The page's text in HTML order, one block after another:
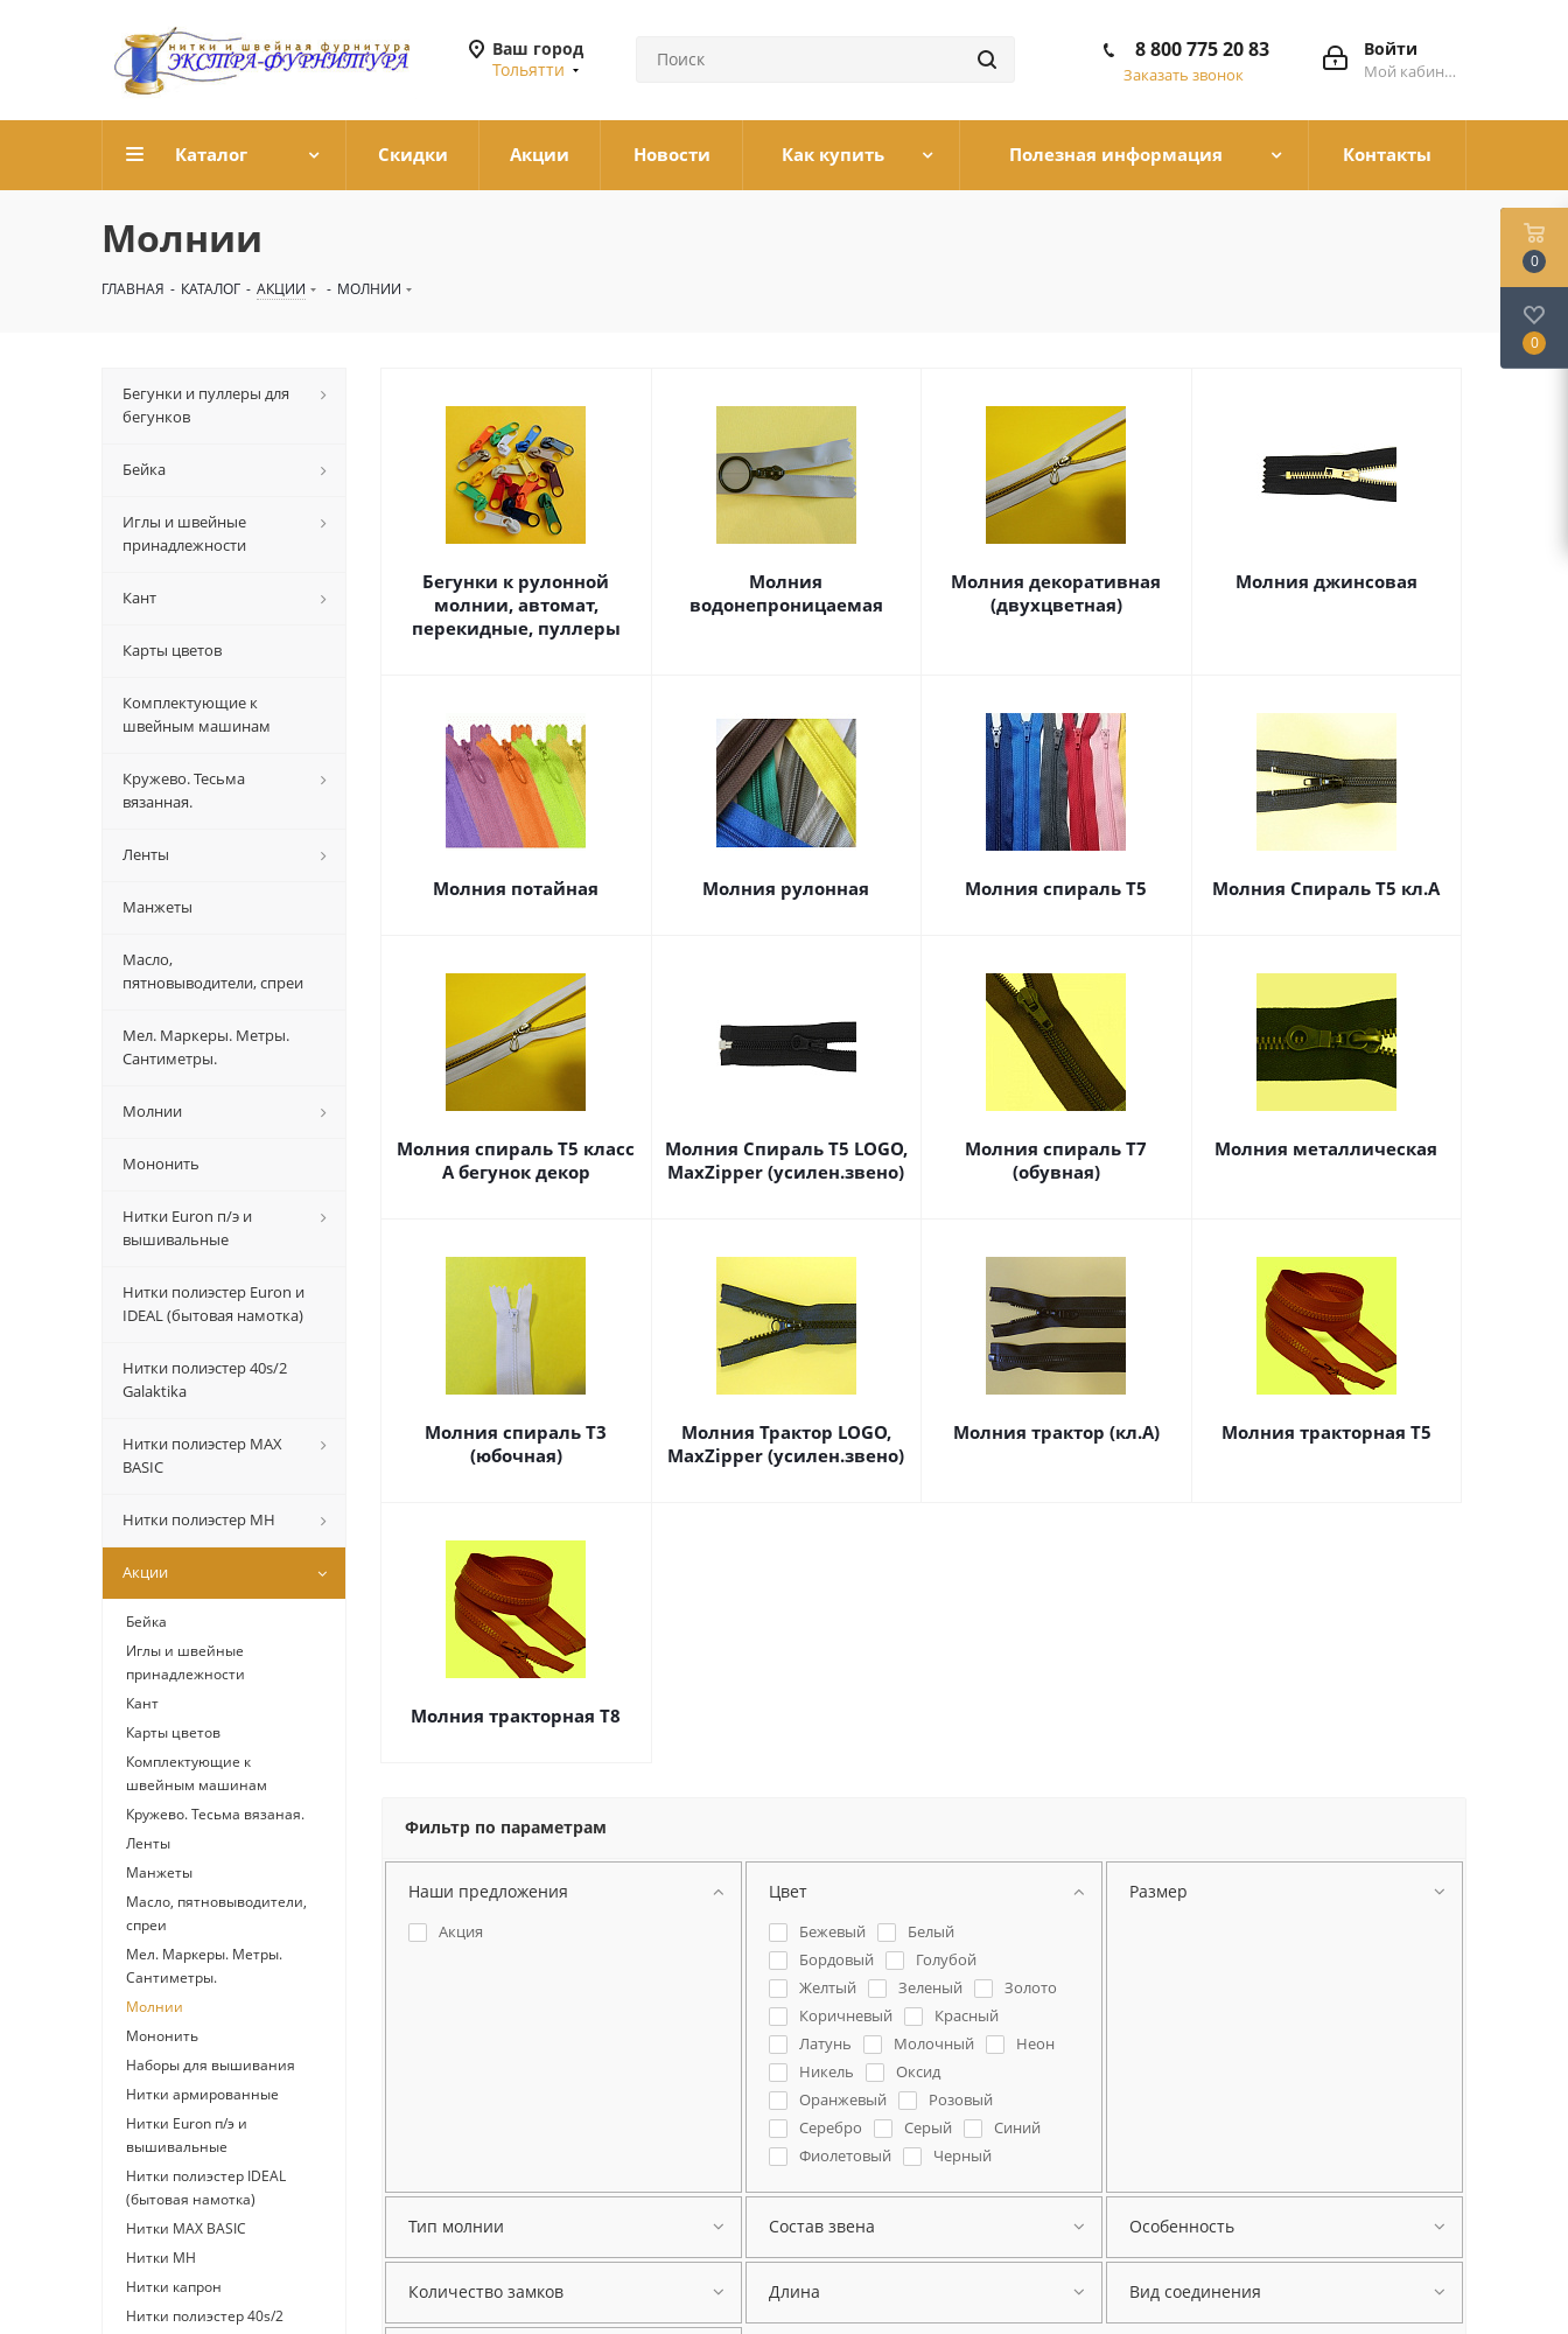
Ваш город
Тольятти
Войти
Мой кабинет
8 800 775 20 83
Заказать звонок
Каталог Скидки Акции Новости Как купить Полезная информация Контакты
Молнии
ГЛАВНАЯ - КАТАЛОГ - АКЦИИ - МОЛНИИ
Бегунки к рулонной
молнии, автомат,
перекидные, пуллеры
Молния
водонепроницаемая
Молния декоративная
(двухцветная)
Молния джинсовая
Молния потайная Молния рулонная Молния спираль Т5 Молния Спираль Т5 кл.А
Молния спираль Т5 класс
А бегунок декор
Молния Спираль Т5 LOGO,
MaxZipper (усилен.звено)
Молния спираль Т7
(обувная)
Молния металлическая
Молния спираль Т3
(юбочная)
Молния Трактор LOGO,
MaxZipper (усилен.звено)
Молния трактор (кл.А) Молния тракторная Т5
Молния тракторная Т8
Фильтр по параметрам
Наши предложения
Акция
Цвет
Бежевый
Белый
Бордовый
Голубой
Желтый
Зеленый
Золото
Коричневый
Красный
Латунь
Молочный
Неон
Никель
Оксид
Оранжевый
Розовый
Серебро
Серый
Синий
Фиолетовый
Черный
Размер
Тип молнии Состав звена Особенность
Количество замков Длина Вид соединения
Бегунки и пуллеры для
бегунков
Бейка
Иглы и швейные
принадлежности
Кант
Карты цветов
Комплектующие к
швейным машинам
Кружево. Тесьма
вязанная.
Ленты
Манжеты
Масло,
пятновыводители, спреи
Мел. Маркеры. Метры.
Сантиметры.
Молнии
Мононить
Нитки Euron п/э и
вышивальные
Нитки полиэстер Euron и
IDEAL (бытовая намотка)
Нитки полиэстер 40s/2
Galaktika
Нитки полиэстер MAX
BASIC
Нитки полиэстер MH
Акции
Бейка
Иглы и швейные
принадлежности
Кант
Карты цветов
Комплектующие к
швейным машинам
Кружево. Тесьма вязаная.
Ленты
Манжеты
Масло, пятновыводители,
спреи
Мел. Маркеры. Метры.
Сантиметры.
Молнии
Мононить
Наборы для вышивания
Нитки армированные
Нитки Euron п/э и
вышивальные
Нитки полиэстер IDEAL
(бытовая намотка)
Нитки МАХ BASIC
Нитки МН
Нитки капрон
Нитки полиэстер 40s/2
0
0